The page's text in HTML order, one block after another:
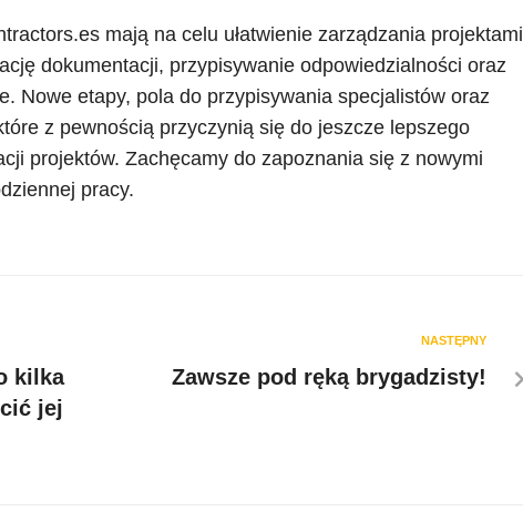
mają na celu ułatwienie zarządzania projektami
dokumentacji, przypisywanie odpowiedzialności oraz
Nowe etapy, pola do przypisywania specjalistów oraz
z pewnością przyczynią się do jeszcze lepszego
projektów. Zachęcamy do zapoznania się z nowymi
pracy.
kilka
jej
NASTĘPNY
Zawsze pod ręką brygadzisty!